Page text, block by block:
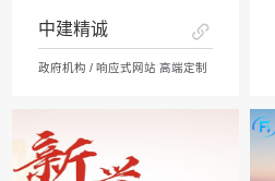
中建精诚
政府机构 / 响应式网站 高端定制